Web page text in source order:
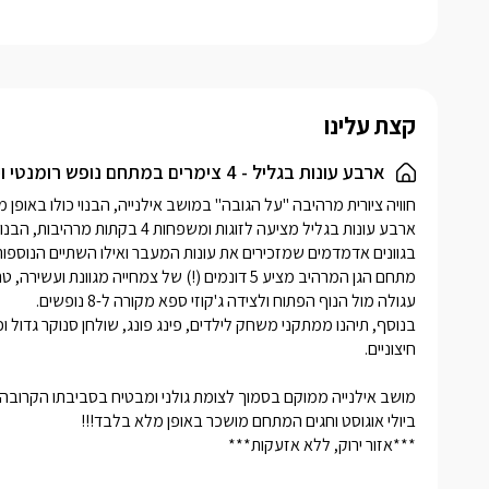
מרהיבה
היציאה
בהמשך
פנימי
קצת עלינו
ארבע עונות בגליל - 4 צימרים במתחם נופש רומנטי ויפהפה מול הנוף, עם בריכה חלומית וגקוזי ספא ענק.
***אזור ירוק, ללא אזעקות***